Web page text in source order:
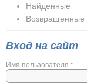
Найденные
Возвращенные
Вход на сайт
Имя пользователя *